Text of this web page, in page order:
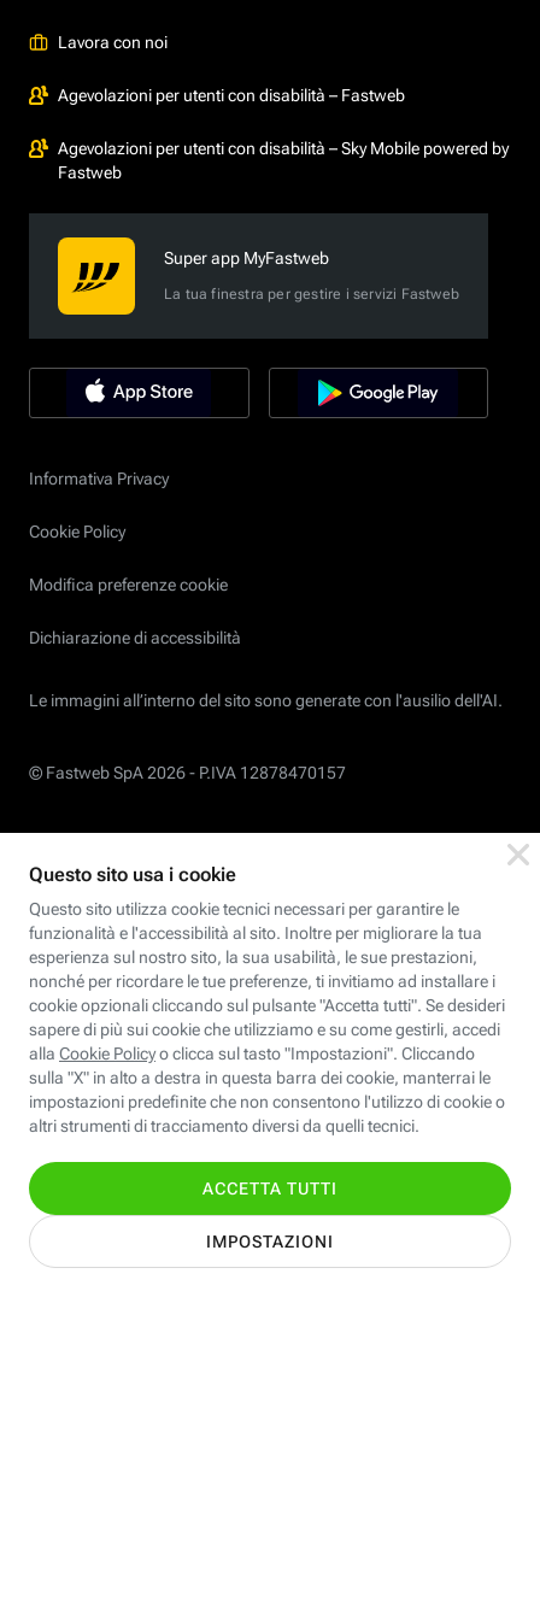
Lavora con noi
Agevolazioni per utenti con disabilità – Fastweb
Agevolazioni per utenti con disabilità – Sky Mobile powered by
Fastweb
Super app MyFastweb
La tua finestra per gestire i servizi Fastweb
Informativa Privacy
Cookie Policy
Modifica preferenze cookie
Dichiarazione di accessibilità
Le immagini all’interno del sito sono generate con l'ausilio dell'AI.
© Fastweb SpA 2026 - P.IVA 12878470157